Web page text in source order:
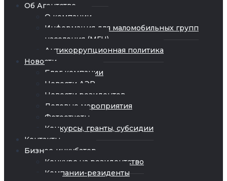
Об Агентстве
О компании
Информация для маломобильных групп
населения (МГН)
Антикоррупционная политика
Новости
Блог компании
Новости АЭР
Новости резидентов
Деловые мероприятия
Фотоотчеты
Конкурсы, гранты, субсидии
Контакты
Бизнес-инкубатор
Конкурс на резидентство
Компании-резиденты